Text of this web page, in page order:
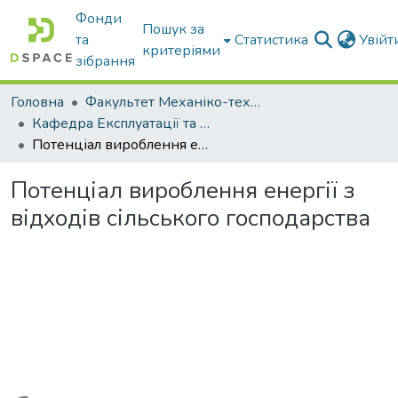
Фонди
та
зібрання
Пошук за
критеріями
Статистика
Головна
Факультет Механіко-технологічний
Кафедра Експлуатації та технічного сервісу машин
Потенціал вироблення енергії з відходів сільського господарства
Потенціал вироблення енергії з
відходів сільського господарства